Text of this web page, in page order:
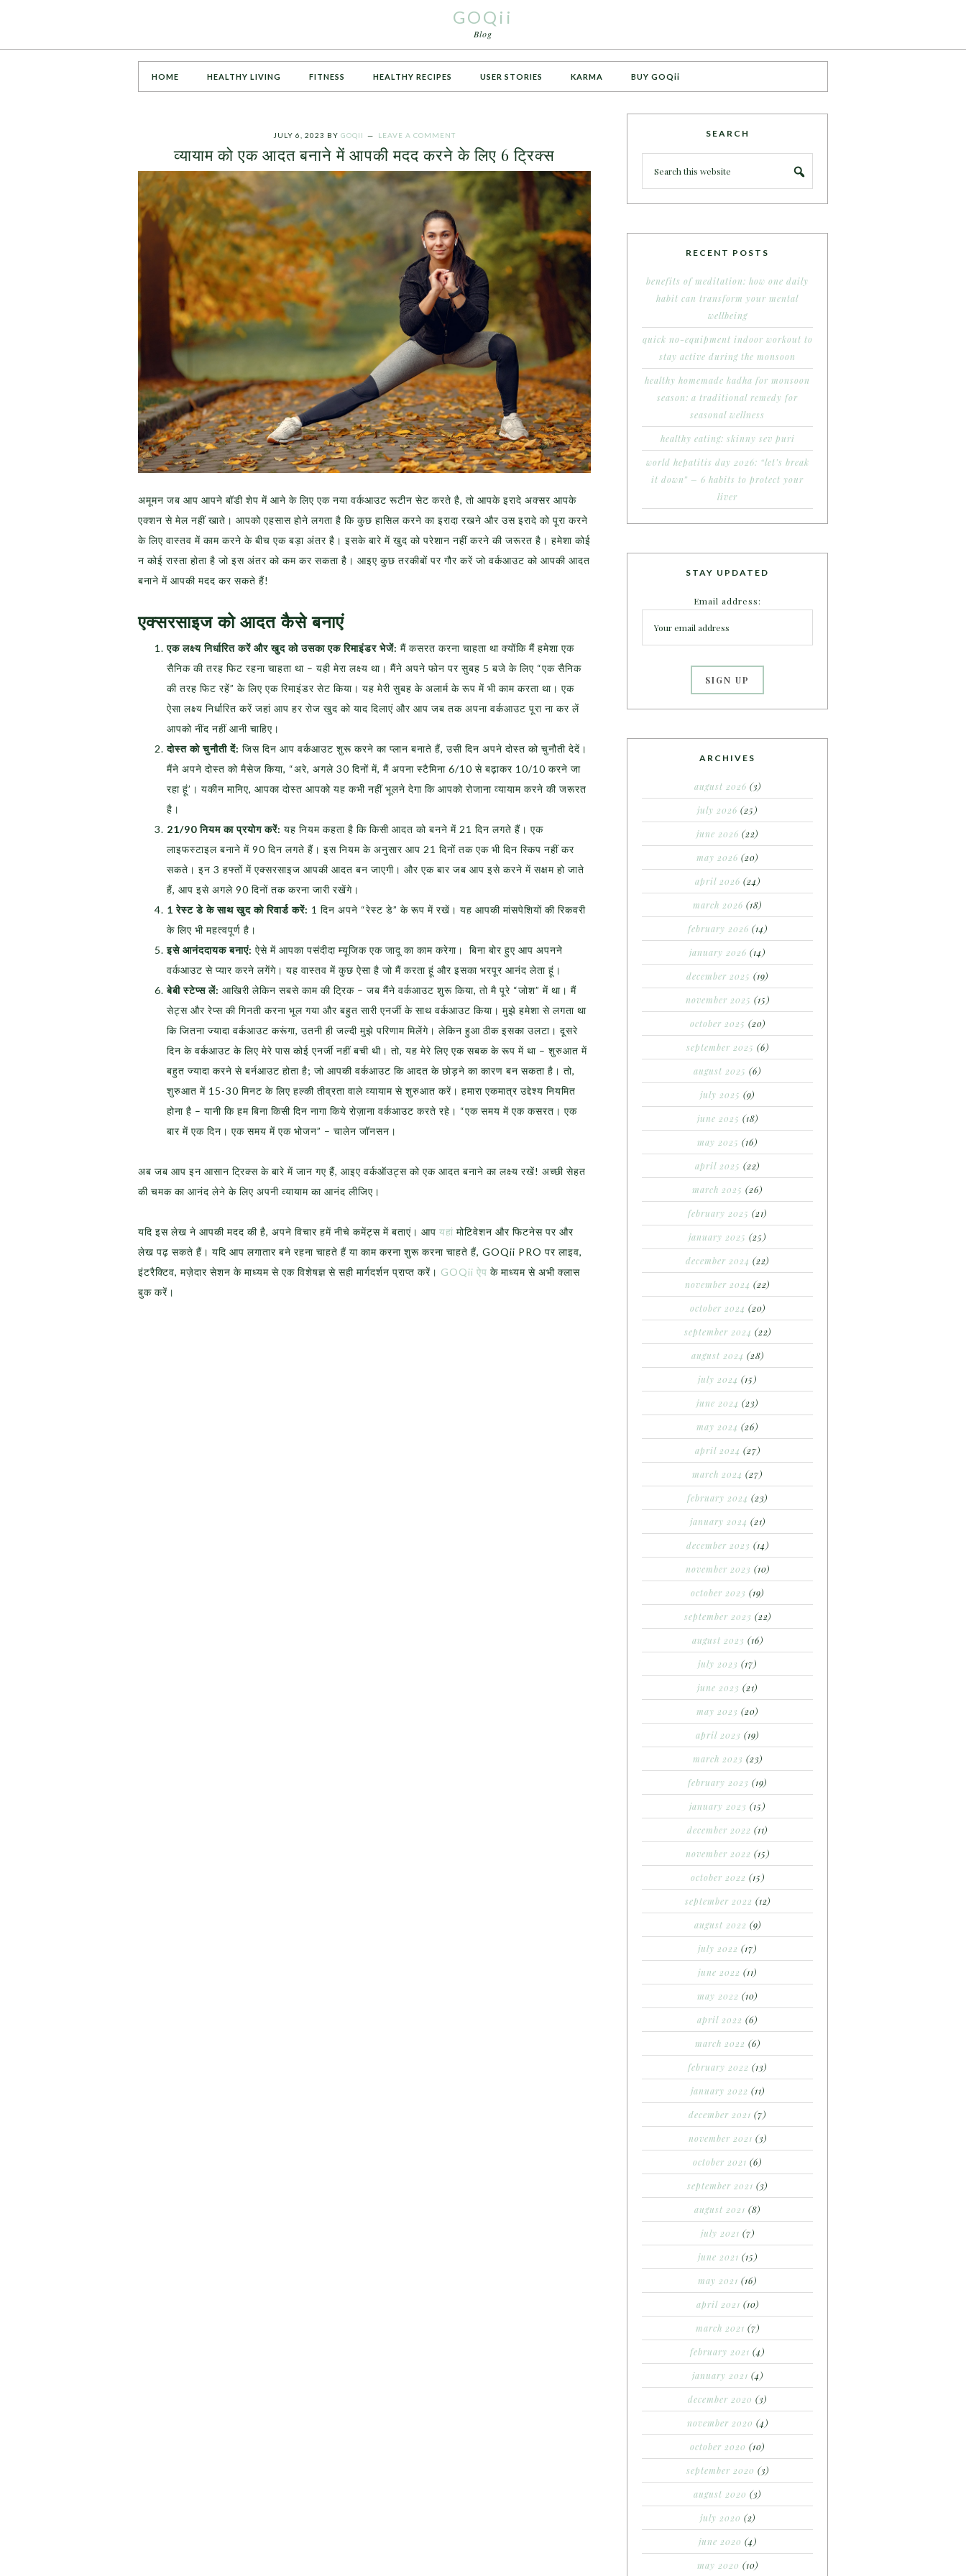
GOQii
Blog
HOME HEALTHY LIVING FITNESS HEALTHY RECIPES USER STORIES KARMA BUY GOQii
JULY 6, 2023 BY GOQII LEAVE A COMMENT
व्यायाम को एक आदत बनाने में आपकी मदद करने के लिए 6 ट्रिक्स
अमूमन जब आप आपने बॉडी शेप में आने के लिए एक नया वर्कआउट रूटीन सेट करते है, तो आपके इरादे अक्सर आपके
एक्शन से मेल नहीं खाते। आपको एहसास होने लगता है कि कुछ हासिल करने का इरादा रखने और उस इरादे को पूरा करने
के लिए वास्तव में काम करने के बीच एक बड़ा अंतर है। इसके बारे में खुद को परेशान नहीं करने की जरूरत है। हमेशा कोई
न कोई रास्ता होता है जो इस अंतर को कम कर सकता है। आइए कुछ तरकीबों पर गौर करें जो वर्कआउट को आपकी आदत
बनाने में आपकी मदद कर सकते हैं!
एक्सरसाइज को आदत कैसे बनाएं
एक लक्ष्य निर्धारित करें और खुद को उसका एक रिमाइंडर भेजें: मैं कसरत करना चाहता था क्योंकि मैं हमेशा एक
सैनिक की तरह फिट रहना चाहता था – यही मेरा लक्ष्य था। मैंने अपने फोन पर सुबह 5 बजे के लिए “एक सैनिक
की तरह फिट रहें” के लिए एक रिमाइंडर सेट किया। यह मेरी सुबह के अलार्म के रूप में भी काम करता था। एक
ऐसा लक्ष्य निर्धारित करें जहां आप हर रोज खुद को याद दिलाएं और आप जब तक अपना वर्कआउट पूरा ना कर लें
आपको नींद नहीं आनी चाहिए।
दोस्त को चुनौती दें: जिस दिन आप वर्कआउट शुरू करने का प्लान बनाते हैं, उसी दिन अपने दोस्त को चुनौती देदें।
मैंने अपने दोस्त को मैसेज किया, “अरे, अगले 30 दिनों में, मैं अपना स्टैमिना 6/10 से बढ़ाकर 10/10 करने जा
रहा हूं’। यकीन मानिए, आपका दोस्त आपको यह कभी नहीं भूलने देगा कि आपको रोजाना व्यायाम करने की जरूरत
है।
21/90 नियम का प्रयोग करें: यह नियम कहता है कि किसी आदत को बनने में 21 दिन लगते हैं। एक
लाइफस्टाइल बनाने में 90 दिन लगते हैं। इस नियम के अनुसार आप 21 दिनों तक एक भी दिन स्किप नहीं कर
सकते। इन 3 हफ्तों में एक्सरसाइज आपकी आदत बन जाएगी। और एक बार जब आप इसे करने में सक्षम हो जाते
हैं, आप इसे अगले 90 दिनों तक करना जारी रखेंगे।
1 रेस्ट डे के साथ खुद को रिवार्ड करें: 1 दिन अपने “रेस्ट डे” के रूप में रखें। यह आपकी मांसपेशियों की रिकवरी
के लिए भी महत्वपूर्ण है।
इसे आनंददायक बनाएं: ऐसे में आपका पसंदीदा म्यूजिक एक जादू का काम करेगा। बिना बोर हुए आप अपनने
वर्कआउट से प्यार करने लगेंगे। यह वास्तव में कुछ ऐसा है जो मैं करता हूं और इसका भरपूर आनंद लेता हूं।
बेबी स्टेप्स लें: आखिरी लेकिन सबसे काम की ट्रिक – जब मैंने वर्कआउट शुरू किया, तो मै पूरे “जोश” में था। मैं
सेट्स और रेप्स की गिनती करना भूल गया और बहुत सारी एनर्जी के साथ वर्कआउट किया। मुझे हमेशा से लगता था
कि जितना ज्यादा वर्कआउट करूंगा, उतनी ही जल्दी मुझे परिणाम मिलेंगे। लेकिन हुआ ठीक इसका उलटा। दूसरे
दिन के वर्कआउट के लिए मेरे पास कोई एनर्जी नहीं बची थी। तो, यह मेरे लिए एक सबक के रूप में था – शुरुआत में
बहुत ज्यादा करने से बर्नआउट होता है; जो आपकी वर्कआउट कि आदत के छोड़ने का कारण बन सकता है। तो,
शुरुआत में 15-30 मिनट के लिए हल्की तीव्रता वाले व्यायाम से शुरुआत करें। हमारा एकमात्र उद्देश्य नियमित
होना है – यानी कि हम बिना किसी दिन नागा किये रोज़ाना वर्कआउट करते रहे। “एक समय में एक कसरत। एक
बार में एक दिन। एक समय में एक भोजन” – चालेन जॉनसन।
अब जब आप इन आसान ट्रिक्स के बारे में जान गए हैं, आइए वर्कऑउट्स को एक आदत बनाने का लक्ष्य रखें! अच्छी सेहत
की चमक का आनंद लेने के लिए अपनी व्यायाम का आनंद लीजिए।
यदि इस लेख ने आपकी मदद की है, अपने विचार हमें नीचे कमेंट्स में बताएं। आप यहां मोटिवेशन और फिटनेस पर और
लेख पढ़ सकते हैं। यदि आप लगातार बने रहना चाहते हैं या काम करना शुरू करना चाहते हैं, GOQii PRO पर लाइव,
इंटरैक्टिव, मज़ेदार सेशन के माध्यम से एक विशेषज्ञ से सही मार्गदर्शन प्राप्त करें। GOQii ऐप के माध्यम से अभी क्लास
बुक करें।
SEARCH
RECENT POSTS
benefits of meditation: how one daily
habit can transform your mental
wellbeing
quick no-equipment indoor workout to
stay active during the monsoon
healthy homemade kadha for monsoon
season: a traditional remedy for
seasonal wellness
healthy eating: skinny sev puri
world hepatitis day 2026: “let’s break
it down” – 6 habits to protect your
liver
STAY UPDATED
Email address:
ARCHIVES
august 2026 (3)
july 2026 (25)
june 2026 (22)
may 2026 (20)
april 2026 (24)
march 2026 (18)
february 2026 (14)
january 2026 (14)
december 2025 (19)
november 2025 (15)
october 2025 (20)
september 2025 (6)
august 2025 (6)
july 2025 (9)
june 2025 (18)
may 2025 (16)
april 2025 (22)
march 2025 (26)
february 2025 (21)
january 2025 (25)
december 2024 (22)
november 2024 (22)
october 2024 (20)
september 2024 (22)
august 2024 (28)
july 2024 (15)
june 2024 (23)
may 2024 (26)
april 2024 (27)
march 2024 (27)
february 2024 (23)
january 2024 (21)
december 2023 (14)
november 2023 (10)
october 2023 (19)
september 2023 (22)
august 2023 (16)
july 2023 (17)
june 2023 (21)
may 2023 (20)
april 2023 (19)
march 2023 (23)
february 2023 (19)
january 2023 (15)
december 2022 (11)
november 2022 (15)
october 2022 (15)
september 2022 (12)
august 2022 (9)
july 2022 (17)
june 2022 (11)
may 2022 (10)
april 2022 (6)
march 2022 (6)
february 2022 (13)
january 2022 (11)
december 2021 (7)
november 2021 (3)
october 2021 (6)
september 2021 (3)
august 2021 (8)
july 2021 (7)
june 2021 (15)
may 2021 (16)
april 2021 (10)
march 2021 (7)
february 2021 (4)
january 2021 (4)
december 2020 (3)
november 2020 (4)
october 2020 (10)
september 2020 (3)
august 2020 (3)
july 2020 (2)
june 2020 (4)
may 2020 (10)